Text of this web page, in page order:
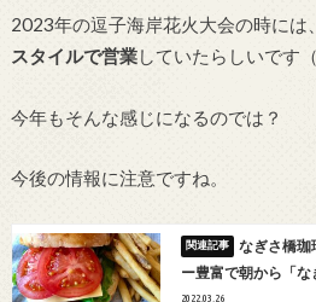
2023年の逗子海岸花火大会の時には、
スタイルで営業していたらしいです
今年もそんな感じになるのでは？
今後の情報に注意ですね。
なぎさ橋珈
ー豊富で朝から「な
2022.03.26